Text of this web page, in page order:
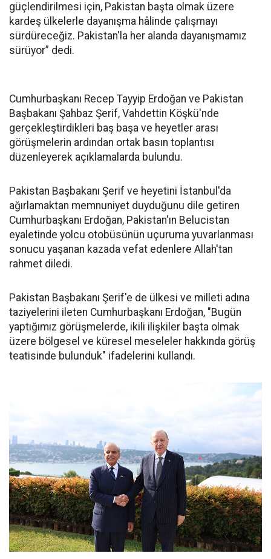
güçlendirilmesi için, Pakistan başta olmak üzere
kardeş ülkelerle dayanışma hâlinde çalışmayı
sürdüreceğiz. Pakistan'la her alanda dayanışmamız
sürüyor” dedi.
Cumhurbaşkanı Recep Tayyip Erdoğan ve Pakistan
Başbakanı Şahbaz Şerif, Vahdettin Köşkü'nde
gerçekleştirdikleri baş başa ve heyetler arası
görüşmelerin ardından ortak basın toplantısı
düzenleyerek açıklamalarda bulundu.
Pakistan Başbakanı Şerif ve heyetini İstanbul'da
ağırlamaktan memnuniyet duyduğunu dile getiren
Cumhurbaşkanı Erdoğan, Pakistan'ın Belucistan
eyaletinde yolcu otobüsünün uçuruma yuvarlanması
sonucu yaşanan kazada vefat edenlere Allah'tan
rahmet diledi.
Pakistan Başbakanı Şerif'e de ülkesi ve milleti adına
taziyelerini ileten Cumhurbaşkanı Erdoğan, "Bugün
yaptığımız görüşmelerde, ikili ilişkiler başta olmak
üzere bölgesel ve küresel meseleler hakkında görüş
teatisinde bulunduk" ifadelerini kullandı.